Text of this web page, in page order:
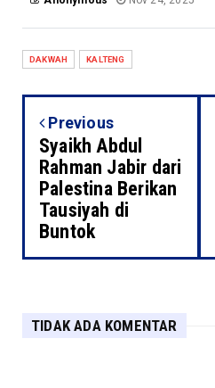
DAKWAH KALTENG
Previous
Syaikh Abdul
Rahman Jabir dari
Palestina Berikan
Tausiyah di
Buntok
TIDAK ADA KOMENTAR